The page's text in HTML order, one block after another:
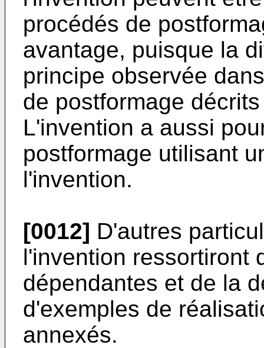
procédés de
avantage, puisque la
principe observée
de postformage
L'invention a aussi
postformage utilisant
l'invention.
[0012] D'autres
l'invention ressortiront
dépendantes et de la
d'exemples de
annexés.